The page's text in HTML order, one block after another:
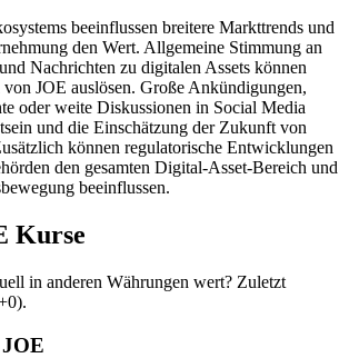
beeinflussen breitere Markttrends und
den Wert. Allgemeine Stimmung an
Nachrichten zu digitalen Assets können
JOE auslösen. Große Ankündigungen,
oder weite Diskussionen in Social Media
und die Einschätzung der Zukunft von
können regulatorische Entwicklungen
den gesamten Digital-Asset-Bereich und
beeinflussen.
Kurse
in anderen Währungen wert? Zuletzt